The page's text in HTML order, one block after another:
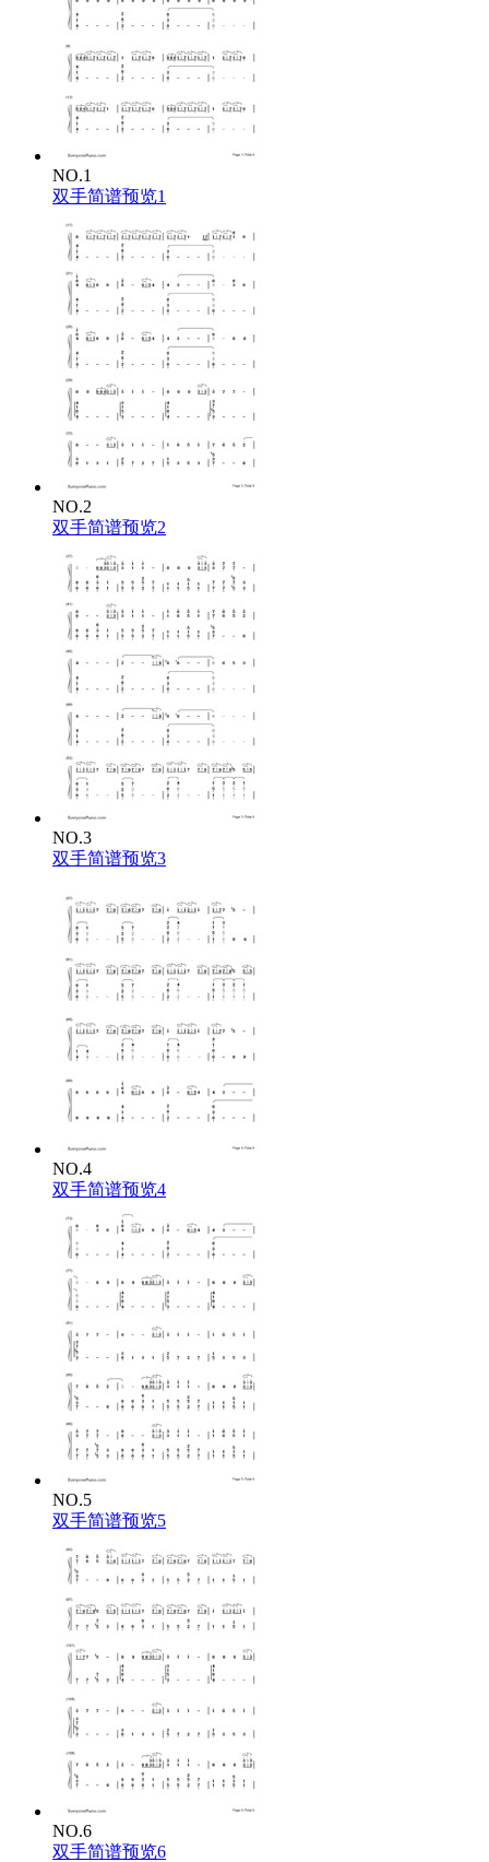
NO.1
双手简谱预览1
NO.2
双手简谱预览2
NO.3
双手简谱预览3
NO.4
双手简谱预览4
NO.5
双手简谱预览5
NO.6
双手简谱预览6